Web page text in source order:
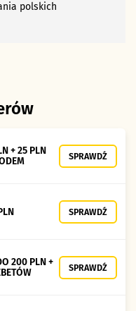
polskich
+ 25 PLN
SPRAWDŹ
SPRAWDŹ
200 PLN +
SPRAWDŹ